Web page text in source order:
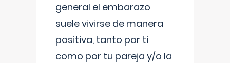
general el embarazo
suele vivirse de manera
positiva, tanto por ti
como por tu pareja y/o la